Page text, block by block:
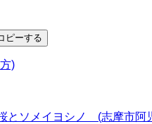
ピーする
)
とソメイヨシノ (志摩市阿